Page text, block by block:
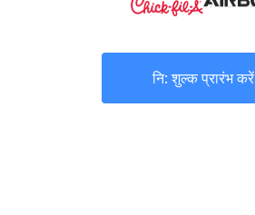
नि: शुल्क प्रारंभ करें